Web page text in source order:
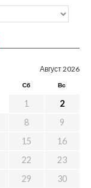
Август 2026
Сб Вс
1
2
8
9
15
16
22
23
29
30